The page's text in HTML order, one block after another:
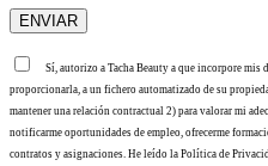
Sí, autorizo a Tacha Beauty a que incorpore
proporcionarla, a un fichero automatizado de su
mantener una relación contractual 2) para valorar mi
notificarme oportunidades de empleo, ofrecerme
contratos y asignaciones. He leído la Política de